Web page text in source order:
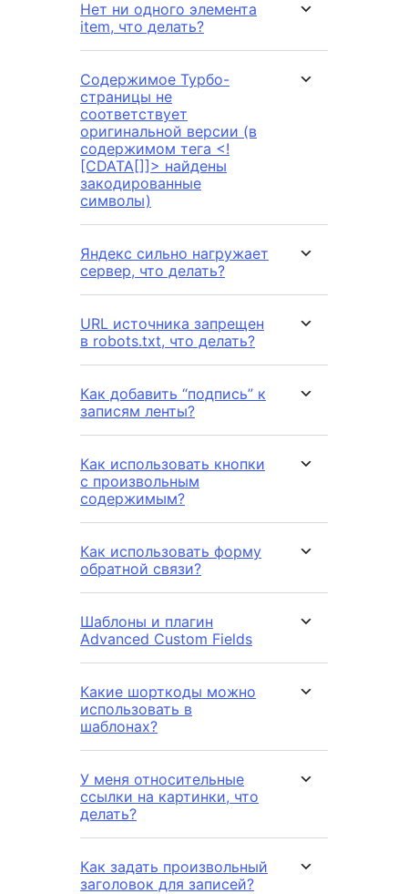
Нет ни одного элемента
item, что делать?
Cодержимое Турбо-
страницы не
соответствует
оригинальной версии (в
содержимом тега <!
[CDATA[]]> найдены
закодированные
символы)
Яндекс сильно нагружает
сервер, что делать?
URL источника запрещен
в robots.txt, что делать?
Как добавить “подпись” к
записям ленты?
Как использовать кнопки
с произвольным
содержимым?
Как использовать форму
обратной связи?
Шаблоны и плагин
Advanced Custom Fields
Какие шорткоды можно
использовать в
шаблонах?
У меня относительные
ссылки на картинки, что
делать?
Как задать произвольный
заголовок для записей?